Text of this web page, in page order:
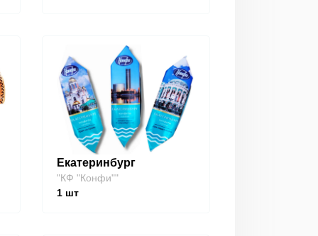
Екатеринбург
"КФ "Конфи""
1шт